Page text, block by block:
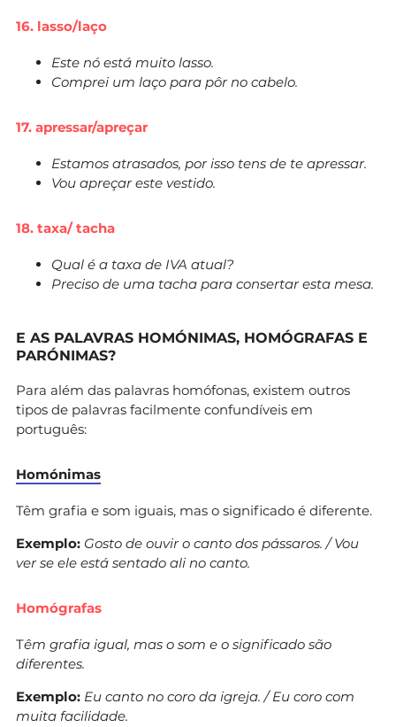
16. lasso/laço
Este nó está muito lasso.
Comprei um laço para pôr no cabelo.
17. apressar/apreçar
Estamos atrasados, por isso tens de te apressar.
Vou apreçar este vestido.
18. taxa/ tacha
Qual é a taxa de IVA atual?
Preciso de uma tacha para consertar esta mesa.
E AS PALAVRAS HOMÓNIMAS, HOMÓGRAFAS E
PARÓNIMAS?
Para além das palavras homófonas, existem outros
tipos de palavras facilmente confundíveis em
português:
Homónimas
Têm grafia e som iguais, mas o significado é diferente.
Exemplo: Gosto de ouvir o canto dos pássaros. / Vou
ver se ele está sentado ali no canto.
Homógrafas
Têm grafia igual, mas o som e o significado são
diferentes.
Exemplo: Eu canto no coro da igreja. / Eu coro com
muita facilidade.